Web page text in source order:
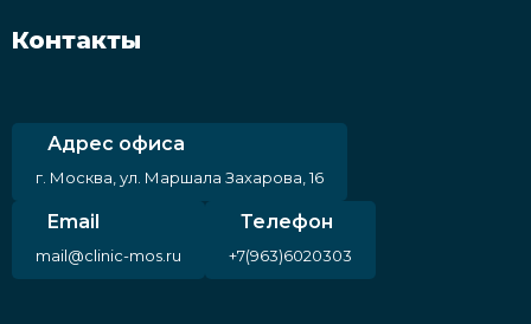
Контакты
Адрес офиса
г. Москва, ул. Маршала Захарова, 16
Email
mail@clinic-mos.ru
Телефон
+7(963)6020303